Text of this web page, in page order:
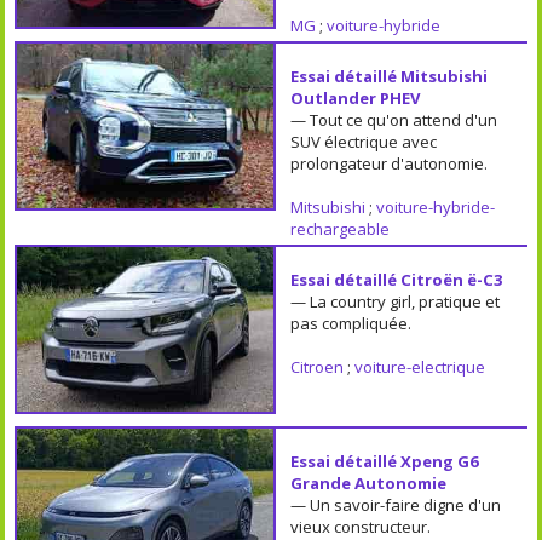
MG ; voiture-hybride
Essai détaillé Mitsubishi
Outlander PHEV
— Tout ce qu'on attend d'un
SUV électrique avec
prolongateur d'autonomie.
Mitsubishi ; voiture-hybride-
rechargeable
Essai détaillé Citroën ë-C3
— La country girl, pratique et
pas compliquée.
Citroen ; voiture-electrique
Essai détaillé Xpeng G6
Grande Autonomie
— Un savoir-faire digne d'un
vieux constructeur.